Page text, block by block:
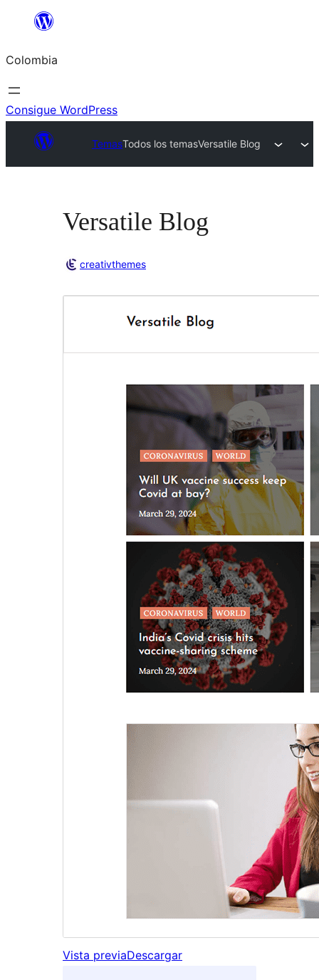
Saltar
contenido
Colombia
Consigue WordPress
TemasTodos los temasVersatile Blog
Versatile Blog
creativthemes
Vista previaDescargar